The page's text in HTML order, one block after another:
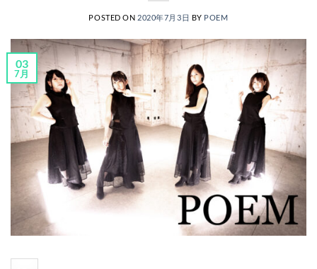
POSTED ON 2020年7月3日 BY POEM
03
7月